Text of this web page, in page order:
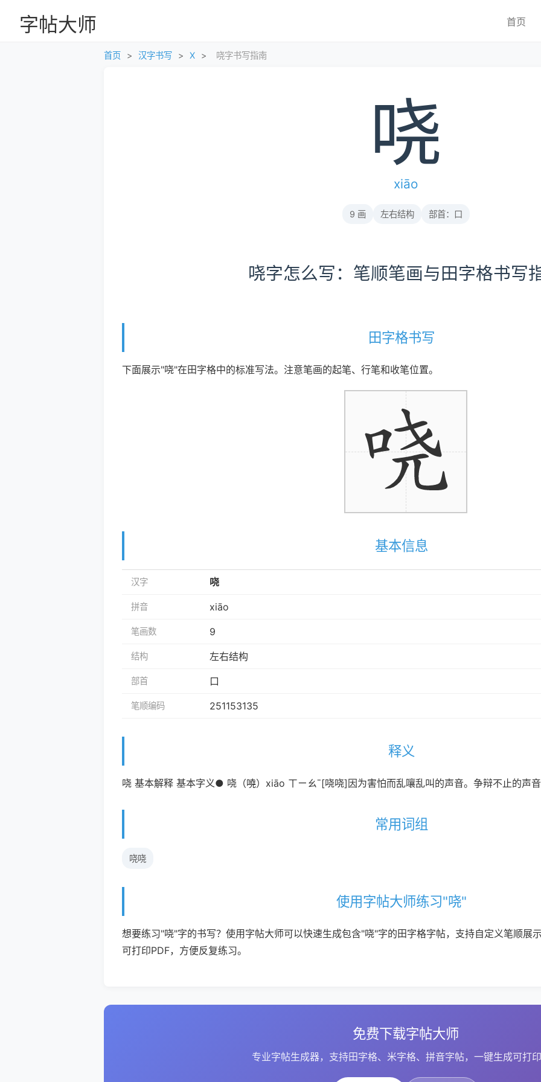
字帖大师 首页
首页 > 汉字书写 > X > 哓字书写指南
哓
xiāo
9 画 左右结构 部首：口
哓字怎么写：笔顺笔画与田字格书写
田字格书写
下面展示"哓"在田字格中的标准写法。注意笔画的起笔、行笔和收笔位置。
基本信息
汉字 哓
拼音 xiāo
笔画数 9
结构 左右结构
部首 口
笔顺编码 251153135
释义
哓 基本解释 基本字义● 哓（嘵）xiāo ㄒㄧㄠˉ[哓哓]因为害怕而乱嚷乱叫的声音。争辩不止的声音
常用词组
哓哓
使用字帖大师练习"哓"
想要练习"哓"字的书写？使用字帖大师可以快速生成包含"哓"字的田字格字帖，支持自定义笔顺展
可打印PDF，方便反复练习。
免费下载字帖大师
专业字帖生成器，支持田字格、米字格、拼音字帖，一键生成可打